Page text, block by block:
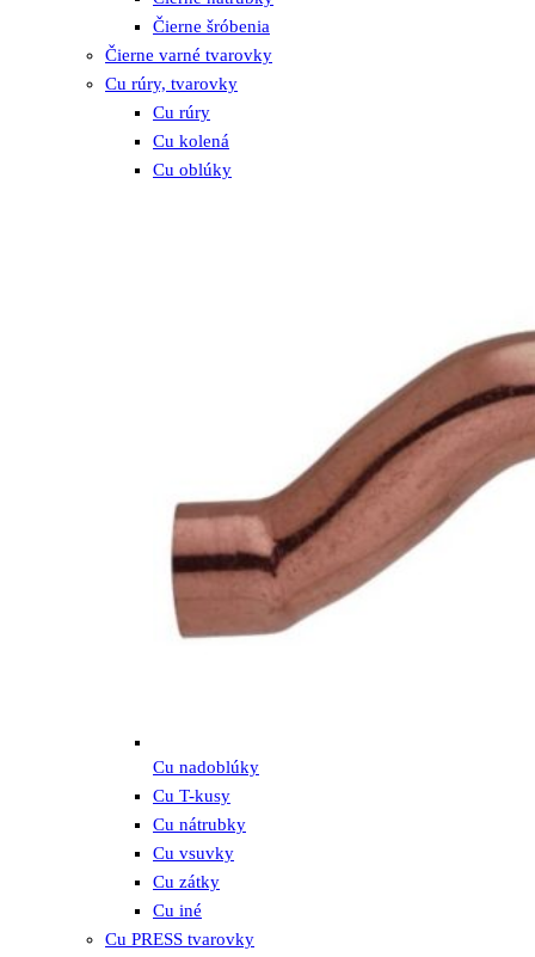
Čierne šróbenia
Čierne varné tvarovky
Cu rúry, tvarovky
Cu rúry
Cu kolená
Cu oblúky
Cu nadoblúky
Cu T-kusy
Cu nátrubky
Cu vsuvky
Cu zátky
Cu iné
Cu PRESS tvarovky